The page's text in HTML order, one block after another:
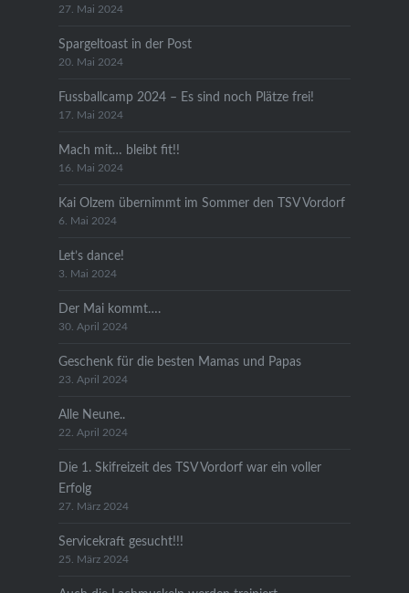
27. Mai 2024
Spargeltoast in der Post
20. Mai 2024
Fussballcamp 2024 – Es sind noch Plätze frei!
17. Mai 2024
Mach mit… bleibt fit!!
16. Mai 2024
Kai Olzem übernimmt im Sommer den TSV Vordorf
6. Mai 2024
Let’s dance!
3. Mai 2024
Der Mai kommt….
30. April 2024
Geschenk für die besten Mamas und Papas
23. April 2024
Alle Neune..
22. April 2024
Die 1. Skifreizeit des TSV Vordorf war ein voller
Erfolg
27. März 2024
Servicekraft gesucht!!!
25. März 2024